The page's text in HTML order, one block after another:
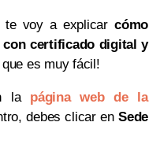
te voy a explicarcómo
certificado digital y
que es muy fácil!
la página web de la
debes clicar enSede